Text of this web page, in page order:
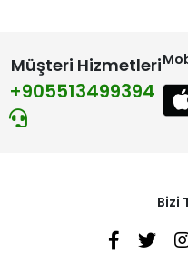
Müşteri Hizmetleri
+905513499394
Bizi